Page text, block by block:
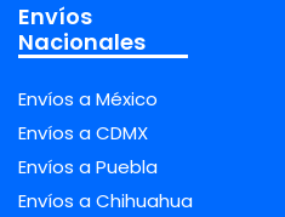
Envíos
Nacionales
Envíos a México
Envíos a CDMX
Envíos a Puebla
Envíos a Chihuahua